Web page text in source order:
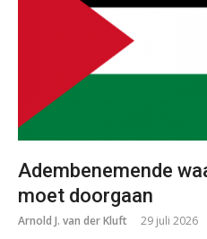
Adembenemende
moet doorgaan
Arnold J. van der Kluft 29 juli 2026